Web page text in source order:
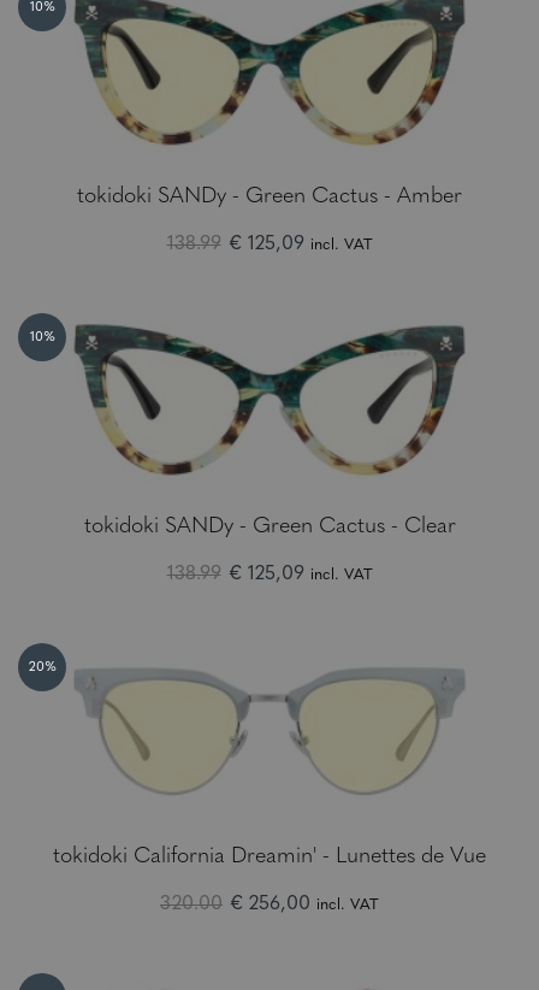
10%
tokidoki SANDy - Green Cactus - Amber
138.99 € 125,09 incl. VAT
10%
tokidoki SANDy - Green Cactus - Clear
138.99 € 125,09 incl. VAT
20%
tokidoki California Dreamin' - Lunettes de Vue
320.00 € 256,00 incl. VAT